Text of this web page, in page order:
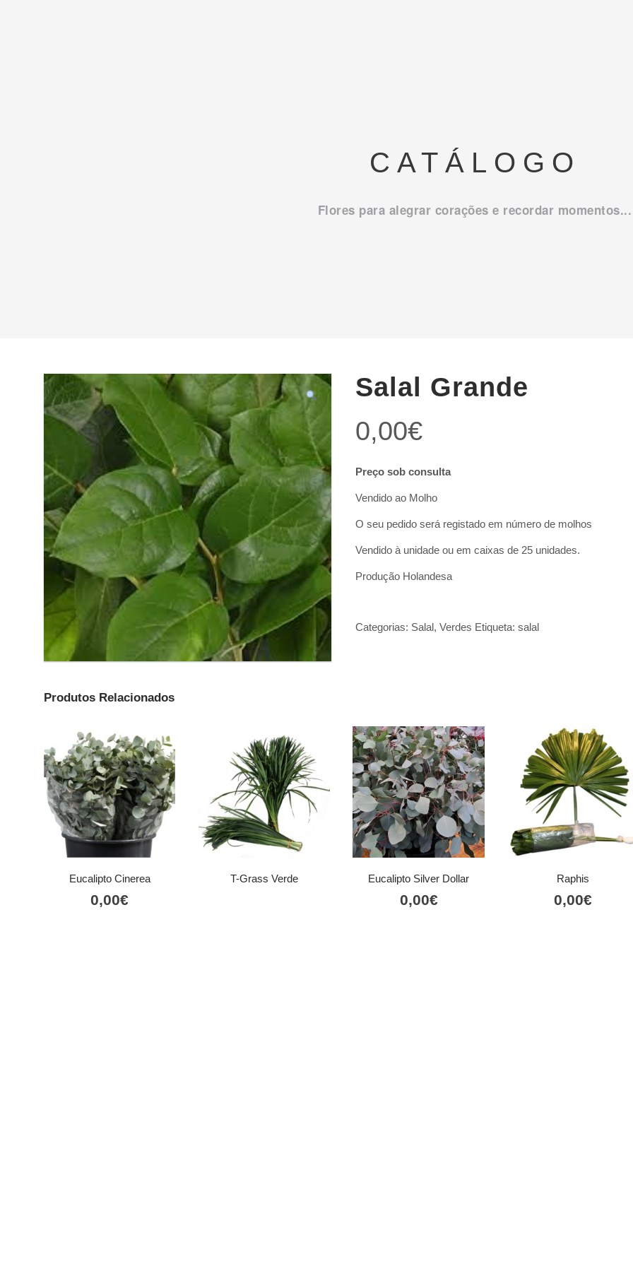
CATÁLOGO
Flores para alegrar corações e recordar momentos...
Salal Grande
0,00€
Preço sob consulta
Vendido ao Molho
O seu pedido será registado em número de molhos
Vendido à unidade ou em caixas de 25 unidades.
Produção Holandesa
Categorias: Salal, Verdes Etiqueta: salal
Produtos Relacionados
Eucalipto Cinerea
0,00€
T-Grass Verde Eucalipto Silver Dollar
0,00€
Raphis
0,00€